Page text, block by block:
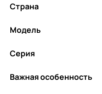
Страна
Модель
Серия
Важная особенность